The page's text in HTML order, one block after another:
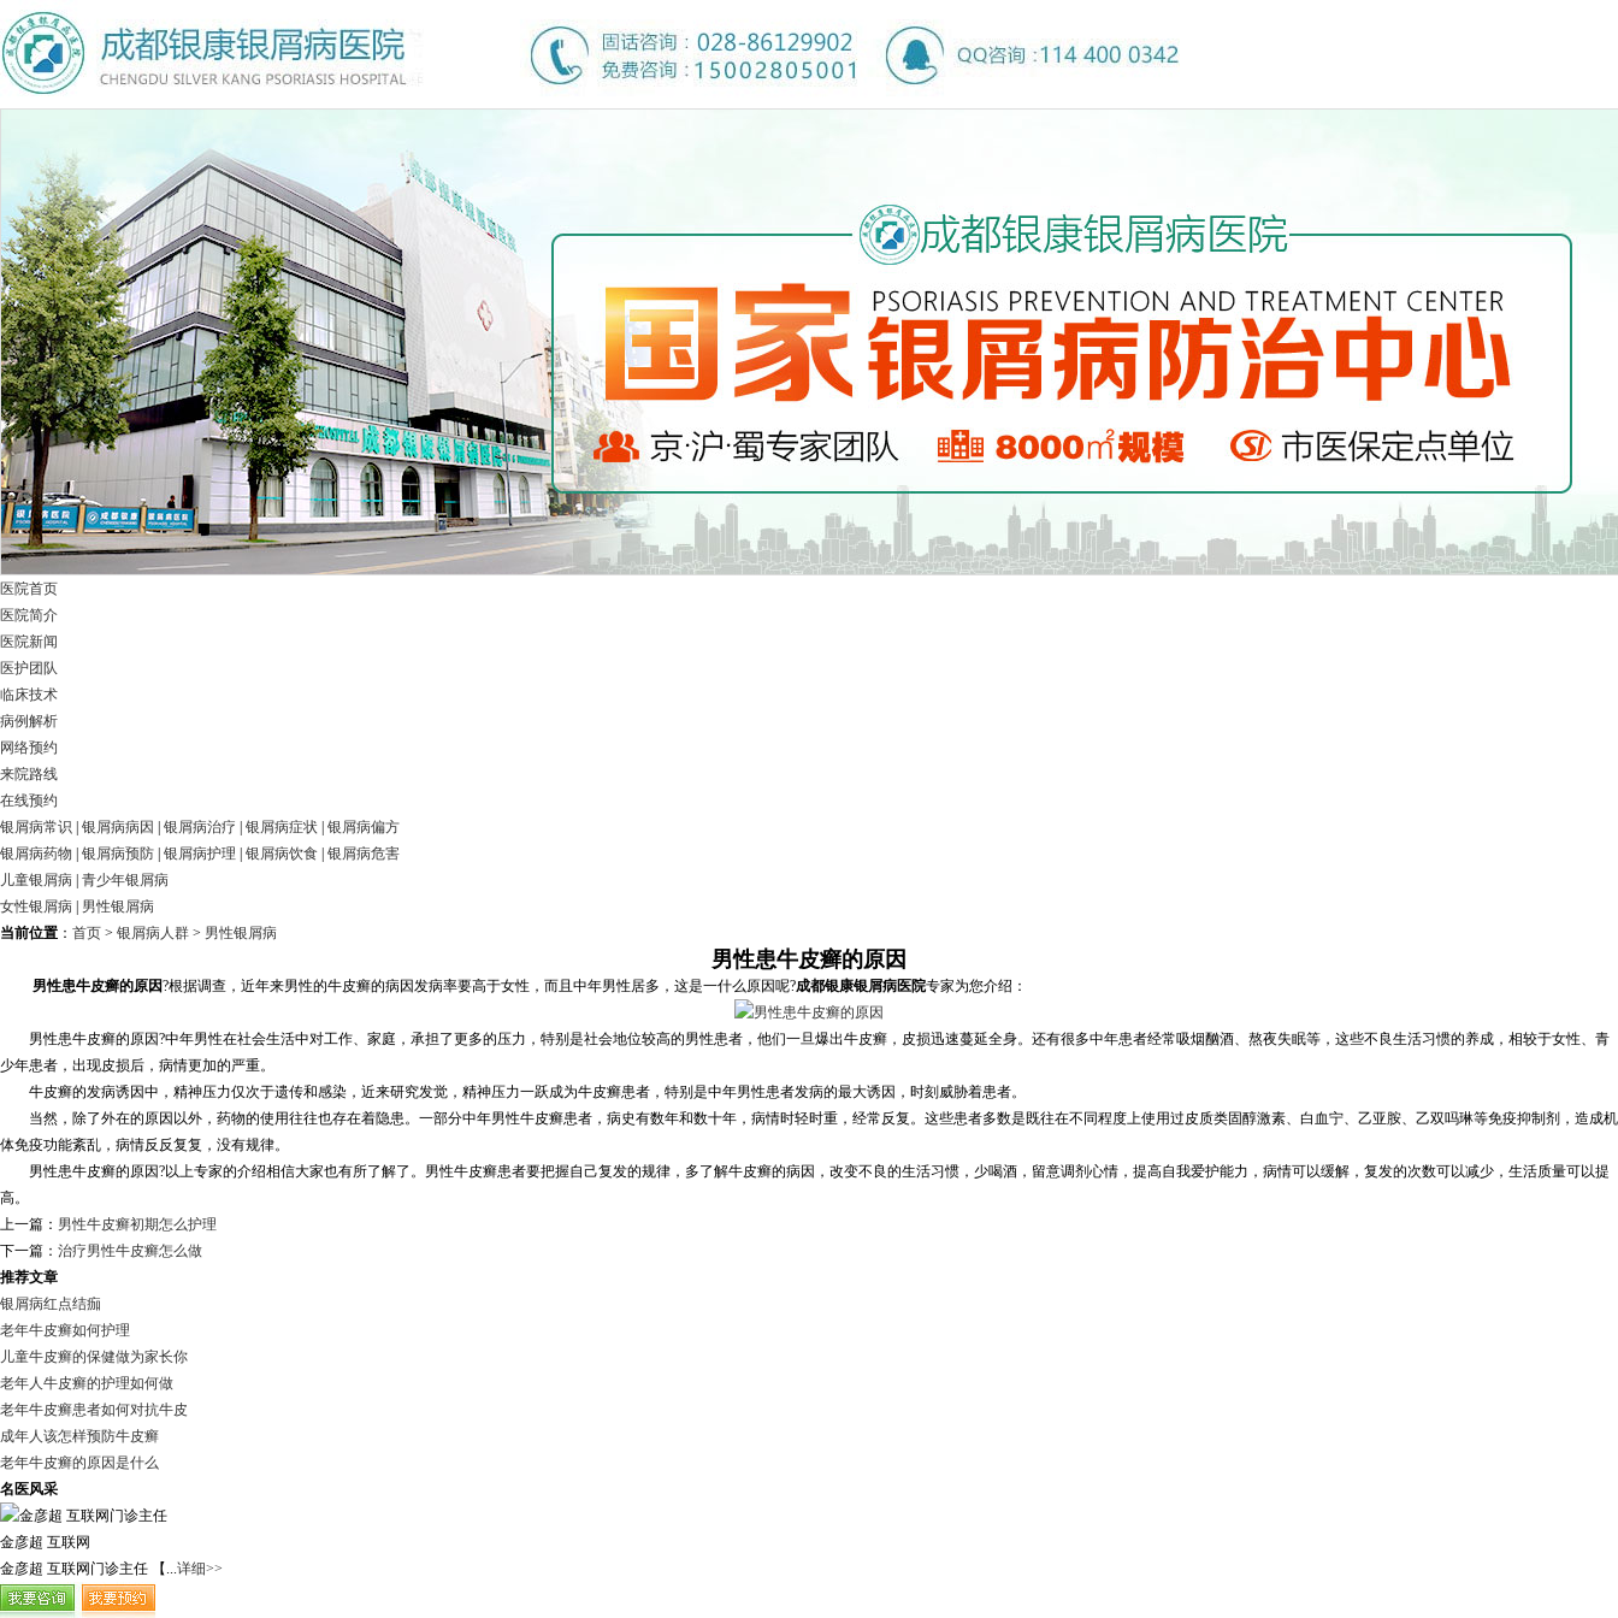
医院首页
医院简介
医院新闻
医护团队
临床技术
病例解析
网络预约
来院路线
在线预约
银屑病常识
银屑病病因 银屑病治疗 银屑病症状 银屑病偏方
银屑病药物
银屑病预防 银屑病护理 银屑病饮食 银屑病危害
儿童银屑病 青少年银屑病
女性银屑病
男性银屑病
当前位置 ： 首页 > 银屑病人群 > 男性银屑病
男性患牛皮癣的原因
男性患牛皮癣的原因?根据调查，近年来男性的牛皮癣的病因发病率要高于女性，而且中年男性居多，这是一什么原因呢?成都银康银屑病医院专家为您介绍：
男性患牛皮癣的原因?中年男性在社会生活中对工作、家庭，承担了更多的压力，特别是社会地位较高的男性患者，他们一旦爆出牛皮癣，皮损迅速蔓延全身。还有很多中年患者经常吸烟酗酒、熬夜失眠等，这些不良生活习惯的养成，相较于女性、青
少年患者，出现皮损后，病情更加的严重。
牛皮癣的发病诱因中，精神压力仅次于遗传和感染，近来研究发觉，精神压力一跃成为牛皮癣患者，特别是中年男性患者发病的最大诱因，时刻威胁着患者。
当然，除了外在的原因以外，药物的使用往往也存在着隐患。一部分中年男性牛皮癣患者，病史有数年和数十年，病情时轻时重，经常反复。这些患者多数是既往在不同程度上使用过皮质类固醇激素、白血宁、乙亚胺、乙双吗琳等免疫抑制剂，造成机
体免疫功能紊乱，病情反反复复，没有规律。
男性患牛皮癣的原因?以上专家的介绍相信大家也有所了解了。男性牛皮癣患者要把握自己复发的规律，多了解牛皮癣的病因，改变不良的生活习惯，少喝酒，留意调剂心情，提高自我爱护能力，病情可以缓解，复发的次数可以减少，生活质量可以提
高。
上一篇： 男性牛皮癣初期怎么护理
下一篇： 治疗男性牛皮癣怎么做
推荐文章
银屑病红点结痂
老年牛皮癣如何护理
儿童牛皮癣的保健做为家长你
老年人牛皮癣的护理如何做
老年牛皮癣患者如何对抗牛皮
成年人该怎样预防牛皮癣
老年牛皮癣的原因是什么
名医风采
金彦超 互联网
金彦超 互联网门诊主任 【...详细>>